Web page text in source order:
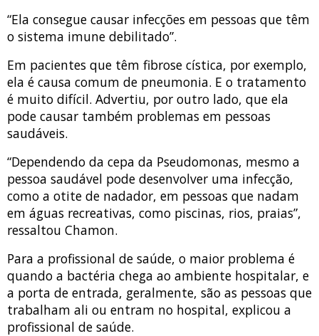
“Ela consegue causar infecções em pessoas que têm
o sistema imune debilitado”.
Em pacientes que têm fibrose cística, por exemplo,
ela é causa comum de pneumonia. E o tratamento
é muito difícil. Advertiu, por outro lado, que ela
pode causar também problemas em pessoas
saudáveis.
“Dependendo da cepa da Pseudomonas, mesmo a
pessoa saudável pode desenvolver uma infecção,
como a otite de nadador, em pessoas que nadam
em águas recreativas, como piscinas, rios, praias”,
ressaltou Chamon.
Para a profissional de saúde, o maior problema é
quando a bactéria chega ao ambiente hospitalar, e
a porta de entrada, geralmente, são as pessoas que
trabalham ali ou entram no hospital, explicou a
profissional de saúde.